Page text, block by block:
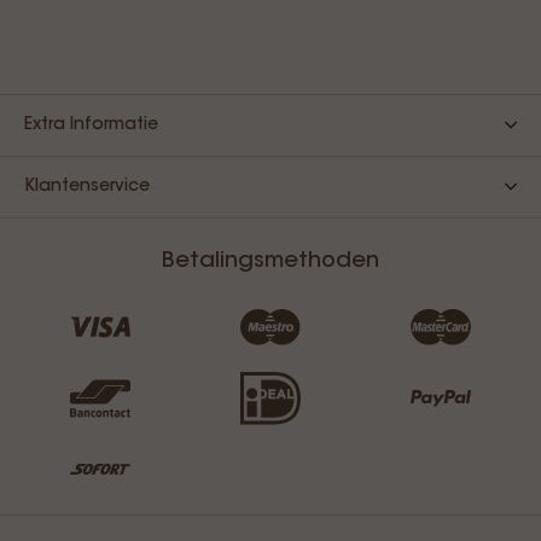
Extra Informatie
Klantenservice
Betalingsmethoden